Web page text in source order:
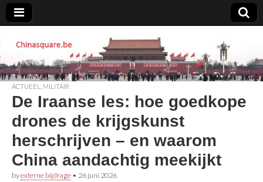
Chinasquare.be
ACTUEEL MILITAIR
De Iraanse les: hoe goedkope
drones de krijgskunst
herschrijven – en waarom
China aandachtig meekijkt
byexterne bijdrage • 26 juni 2026